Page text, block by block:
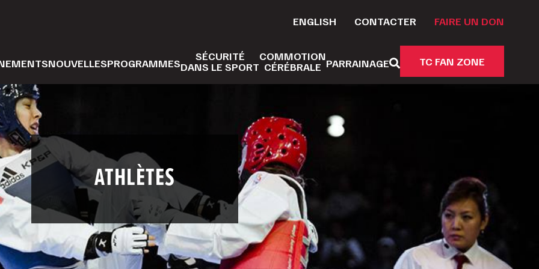
ENGLISH CONTACTER FAIRE UN DON
NOUVELLESPROGRAMMES
SÉCURITÉ
DANS LE SPORT
COMMOTION
CÉRÉBRALE PARRAINAGE TC FAN ZONE
ATHLÈTES